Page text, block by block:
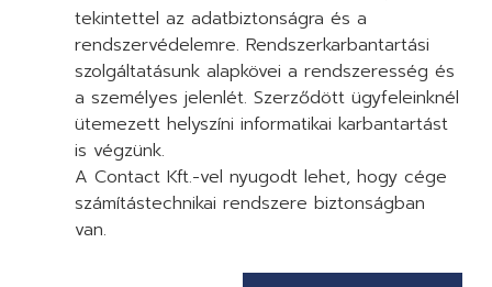
tekintettel az adatbiztonságra és a
rendszervédelemre. Rendszerkarbantartási
szolgáltatásunk alapkövei a rendszeresség és
a személyes jelenlét. Szerződött ügyfeleinknél
ütemezett helyszíni informatikai karbantartást
is végzünk.
A Contact Kft.-vel nyugodt lehet, hogy cége
számítástechnikai rendszere biztonságban
van.